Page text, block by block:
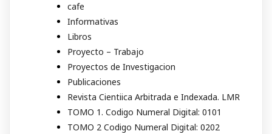
cafe
Informativas
Libros
Proyecto – Trabajo
Proyectos de Investigacion
Publicaciones
Revista Cientiica Arbitrada e Indexada. LMR
TOMO 1. Codigo Numeral Digital: 0101
TOMO 2 Codigo Numeral Digital: 0202